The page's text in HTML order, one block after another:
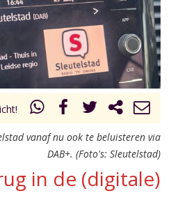
vanaf nu ook te beluisteren via
DAB+. (Foto's: Sleutelstad)
in de (digitale)